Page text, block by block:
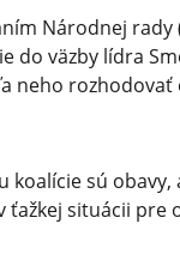
Národnej rady
do väzby lídra
neho
koalície sú
ťažkej situácii